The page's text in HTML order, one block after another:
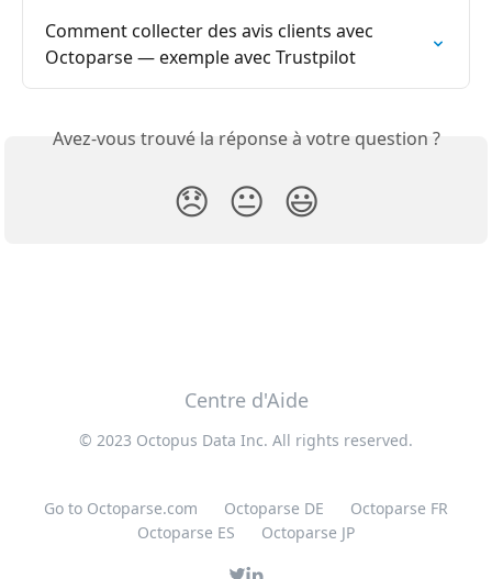
Comment collecter des avis clients avec
Octoparse — exemple avec Trustpilot
Avez-vous trouvé la réponse à votre question ?
😞 😐 😃
Centre d'Aide
© 2023 Octopus Data Inc. All rights reserved.
Go to Octoparse.com Octoparse DE
Octoparse FR
Octoparse ES
Octoparse JP